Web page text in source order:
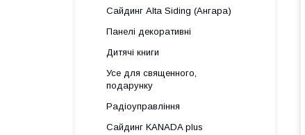
Сайдинг Alta Siding (Ангара)
Панелі декоративні
Дитячі книги
Усе для священного,
подарунку
Радіоуправління
Сайдинг KANADA plus